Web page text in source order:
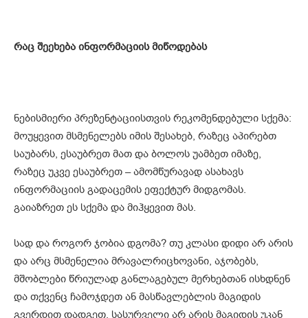
რაც შეეხება ინფორმაციის მიწოდებას
ნებისმიერი პრეზენტაციისთვის რეკომენდებული სქემა:
მოუყევით მსმენელებს იმის შესახებ, რაზეც აპირებთ
საუბარს, ესაუბრეთ მათ და ბოლოს უამბეთ იმაზე,
რაზეც უკვე ესაუბრეთ – ამომწურავად ასახავს
ინფორმაციის გადაცემის ეფექტურ მიდგომას.
გაიაზრეთ ეს სქემა და მიჰყევით მას.
სად და როგორ ჯობია დგომა? თუ კლასი დიდი არ არის
და არც მსმენელია მრავალრიცხოვანი, აჯობებს,
მშობლები წრიულად განლაგებულ მერხებთან ისხდნენ
და თქვენც ჩამოჯდეთ ან მასწავლებლის მაგიდის
გვერდით დადგეთ. სასურველი არ არის მაგიდის უკან